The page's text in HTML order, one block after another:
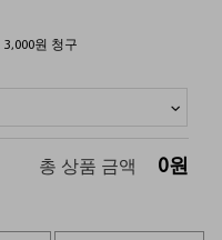
원 청구
총 상품 금액 0원